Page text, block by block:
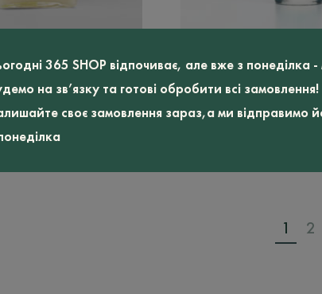
365 SHOP відпочиває, але вже з понеділка -
на зв’язку та готові обробити всі замовлення!
своє замовлення зараз,а ми відправимо
De
масажу THALGO SPA
MARIN AQUATIC
MASSAGE OIL, 100 мл
1 2